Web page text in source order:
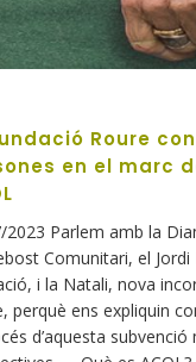
Roure
en el marc
2023 Parlem amb la
Comunitari, el
i la Natali, nova
perquè ens expliquin
d’aquesta